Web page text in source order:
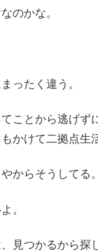
のかな。
ったく違う。
てことから逃げず
かけて二拠点生
からそうしてる。
。
見つかるから探